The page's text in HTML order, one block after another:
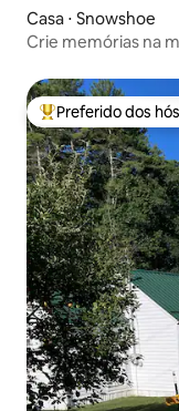
Casa ⋅ Snowshoe
Entre os melhores
Preferido dos